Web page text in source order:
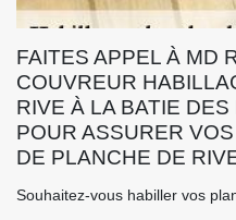
FAITES APPEL À MD
COUVREUR
RIVE À LA BATIE
POUR ASSURER
DE PLANCHE DE
Souhaitez-vous habiller vos